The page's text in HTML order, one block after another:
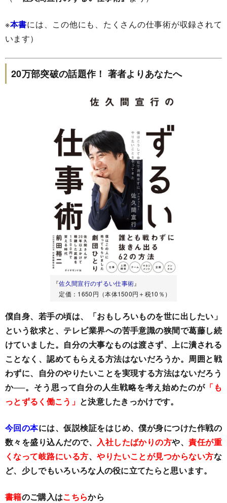
※本書には、この他にも、たくさんの仕事術が収録されて
います）
20万部突破の話題作！ 著者よりあなたへ
『佐久間宣行のずるい仕事術』
定価：1650円（本体1500円＋税10％）
僕自身、若手の頃は、「おもしろいものを世に出したい」
という欲求と、テレビ業界への苦手意識の狭間で葛藤し続
けていました。自分の大事なものは渡さず、上に潰される
ことなく、認めてもらえる方法はないだろうか。周囲と戦
わずに、自分のやりたいことを実現する方法はないだろう
か──。そう思って自分の人生戦略を考え始めたのが「も
っとずるく働こう」 と決意したきっかけです。
今回の本には、仮説検証をはじめ、僕が身につけた作戦の
数々を盛り込んだので、 入社したばかりの方や、責任が重
くなって岐路にいる方、やりたいことが見つからない方な
ど、少しでもいろいろな人の役に立てたらと思います。
書籍のご購入はこちらから